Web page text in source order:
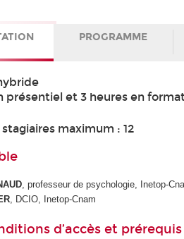
PROGRAMME
présentiel et 3 heures en
maximum : 12
, professeur de psychologie, Inetop-
, DCIO, Inetop-Cnam
d’accès et prérequis